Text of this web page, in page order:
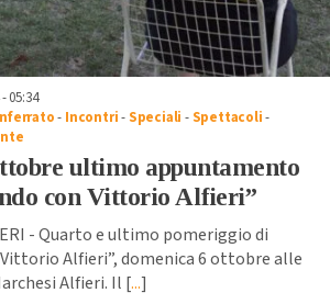
05:34
- Incontri-Speciali -Spettacoli-
ultimo appuntamento
con Vittorio Alfieri”
- Quarto e ultimo pomeriggio di
Alfieri”, domenica 6 ottobre alle
Alfieri. Il [...]